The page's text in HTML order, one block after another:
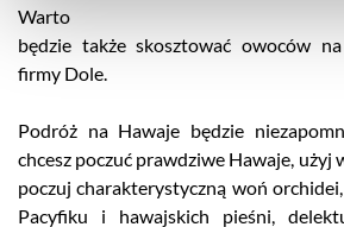
Warto
będzie także skosztować owoców
firmy Dole.
Podróż na Hawaje będzie
chcesz poczuć prawdziwe Hawaje, użyj
poczuj charakterystyczną woń
Pacyfiku i hawajskich pieśni,